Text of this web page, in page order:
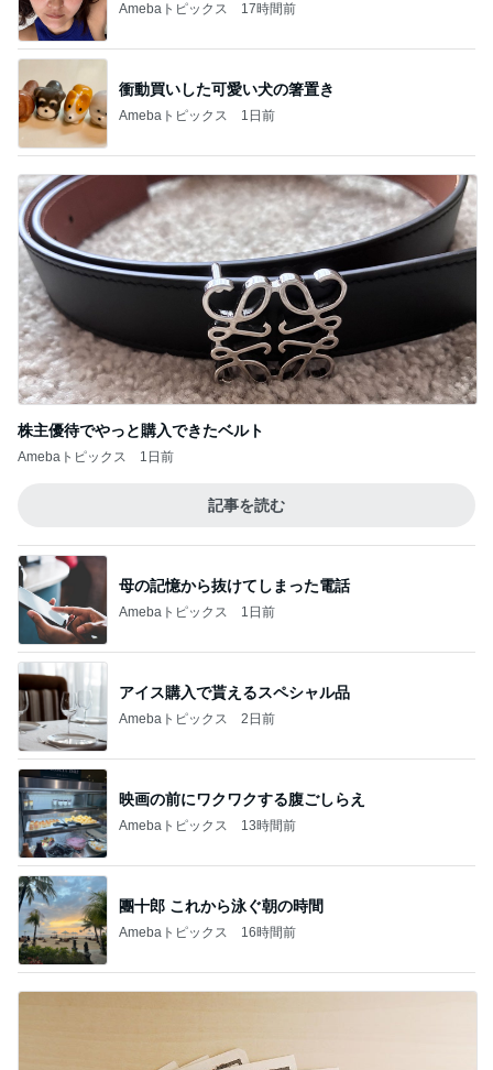
Amebaトピックス 17時間前
衝動買いした可愛い犬の箸置き
Amebaトピックス 1日前
株主優待でやっと購入できたベルト
Amebaトピックス 1日前
記事を読む
母の記憶から抜けてしまった電話
Amebaトピックス 1日前
アイス購入で貰えるスペシャル品
Amebaトピックス 2日前
映画の前にワクワクする腹ごしらえ
Amebaトピックス 13時間前
團十郎 これから泳ぐ朝の時間
Amebaトピックス 16時間前